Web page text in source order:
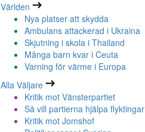
Världen
Nya platser att skydda
Ambulans attackerad i Ukraina
Skjutning i skola i Thailand
Många barn kvar i Ceuta
Varning för värme i Europa
Alla Väljare
Kritik mot Vänsterpartiet
Så vill partierna hjälpa flyktingar
Kritik mot Jomshof